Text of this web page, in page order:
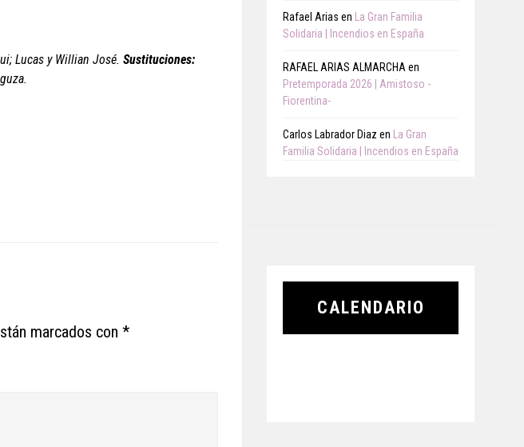
Lucas y Willian José. Sustituciones:
marcados con *
Rafael Arias en
La Gran Familia
Solidaria | Incendios en España
RAFAEL ARIAS ALMARCHA en
Pretemporada 2026 | Amistoso -
Fiorentina-
Carlos Labrador Diaz en
La Gran
Familia Solidaria | Incendios en España
CALENDARIO